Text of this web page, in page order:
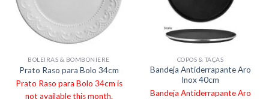
BOLEIRAS & BOMBONIERE
Prato Raso para Bolo 34cm
Prato Raso para Bolo 34cm is
not available this month.
COPOS & TAÇAS
Bandeja Antiderrapante Aro
Inox 40cm
Bandeja Antiderrapante Aro